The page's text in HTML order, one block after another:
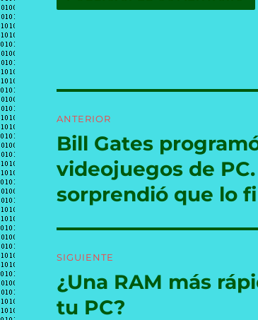
de
entradas
ANTERIOR
Entrada
anterior:
Bill Gates
videojuegos de
sorprendió que lo
SIGUIENTE
Entrada
siguiente:
¿Una RAM más
tu PC?